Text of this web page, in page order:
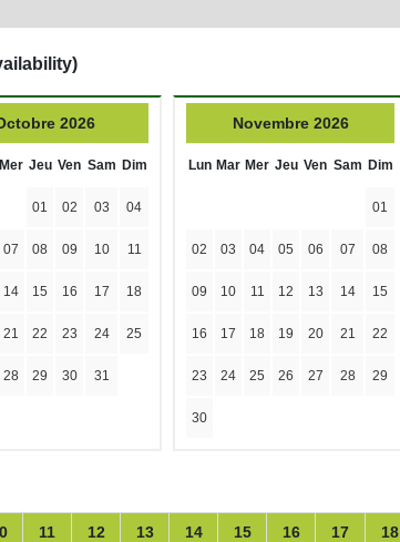
2026
Mer Jeu Ven Sam Dim
01 02 03 04
07 08 09 10 11
14 15 16 17 18
21 22 23 24 25
28 29 30 31
Novembre 2026
Lun Mar Mer Jeu Ven Sam Dim
01
02 03 04 05 06 07 08
09 10 11 12 13 14 15
16 17 18 19 20 21 22
23 24 25 26 27 28 29
30
11 12 13 14 15 16 17 18